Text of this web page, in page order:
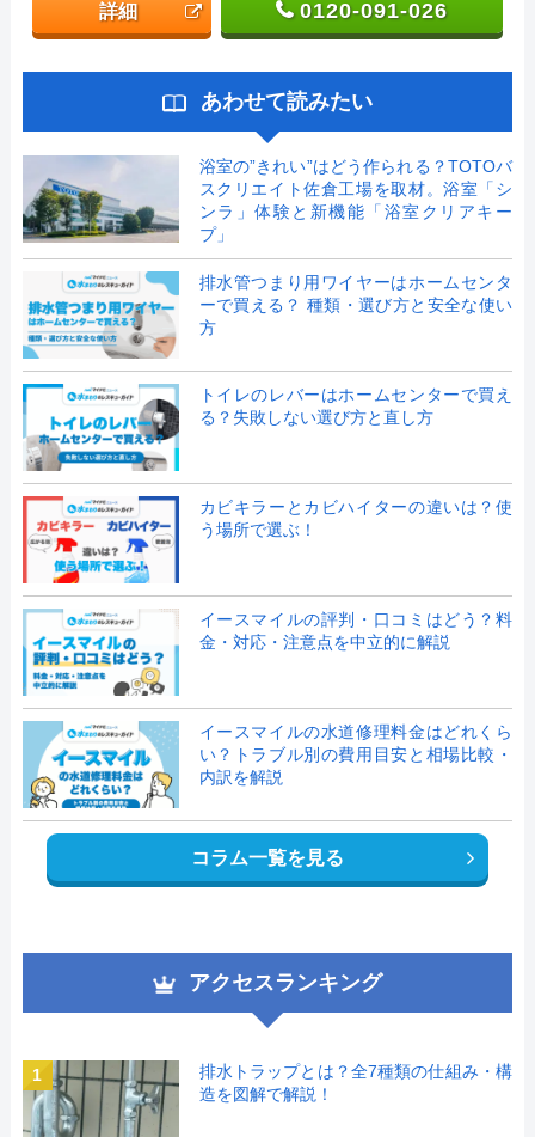
詳細 0120-091-026
あわせて読みたい
浴室の”きれい”はどう作られる？TOTOバ
スクリエイト佐倉工場を取材。浴室「シ
ンラ」体験と新機能「浴室クリアキー
プ」
排水管つまり用ワイヤーはホームセンタ
ーで買える？ 種類・選び方と安全な使い
方
トイレのレバーはホームセンターで買え
る？失敗しない選び方と直し方
カビキラーとカビハイターの違いは？使
う場所で選ぶ！
イースマイルの評判・口コミはどう？料
金・対応・注意点を中立的に解説
イースマイルの水道修理料金はどれくら
い？トラブル別の費用目安と相場比較・
内訳を解説
コラム一覧を見る
アクセスランキング
1
排水トラップとは？全7種類の仕組み・構
造を図解で解説！